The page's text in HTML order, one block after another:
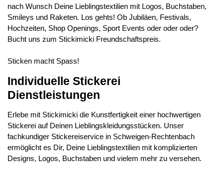
nach Wunsch Deine Lieblingstextilien mit Logos, Buchstaben,
Smileys und Raketen. Los gehts! Ob Jubiläen, Festivals,
Hochzeiten, Shop Openings, Sport Events oder oder oder?
Bucht uns zum Stickimicki Freundschaftspreis.
Sticken macht Spass!
Individuelle Stickerei
Dienstleistungen
Erlebe mit Stickimicki die Kunstfertigkeit einer hochwertigen
Stickerei auf Deinen Lieblingskleidungsstücken. Unser
fachkundiger Stickereiservice in Schweigen-Rechtenbach
ermöglicht es Dir, Deine Lieblingstextilien mit komplizierten
Designs, Logos, Buchstaben und vielem mehr zu versehen.